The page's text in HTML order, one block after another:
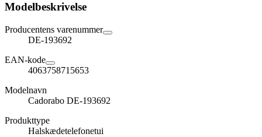
Modelbeskrivelse
Producentens varenummer
DE-193692
EAN-kode
4063758715653
Modelnavn
Cadorabo DE-193692
Produkttype
Halskædetelefonetui